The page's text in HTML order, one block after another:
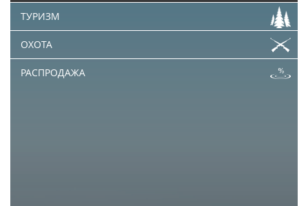
ТУРИЗМ
ОХОТА
РАСПРОДАЖА